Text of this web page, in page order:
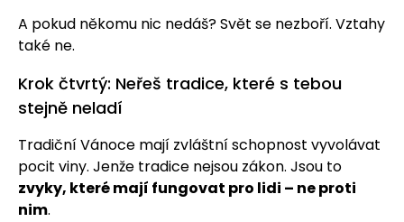
A pokud někomu nic nedáš? Svět se nezboří. Vztahy
také ne.
Krok čtvrtý: Neřeš tradice, které s tebou
stejně neladí
Tradiční Vánoce mají zvláštní schopnost vyvolávat
pocit viny. Jenže tradice nejsou zákon. Jsou to
zvyky, které mají fungovat pro lidi – ne proti
nim.